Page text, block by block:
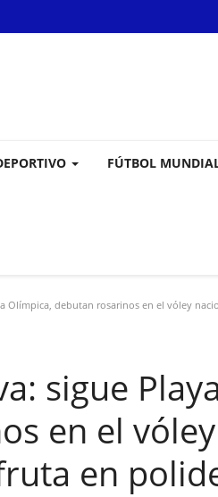
FÚTBOL
Olímpica, debutan rosarinos en el vóley
sigue
en el
en